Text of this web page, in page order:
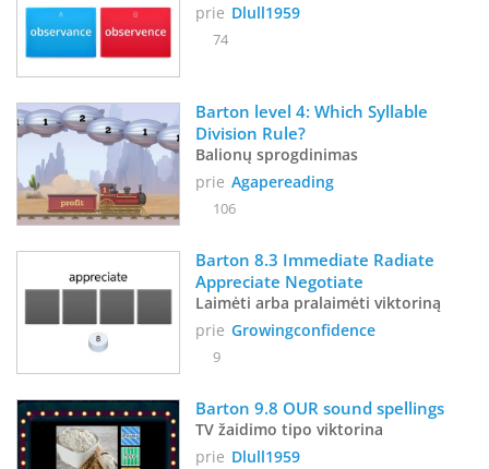
prie Dlull1959
74
Barton level 4: Which Syllable
Division Rule?
Balionų sprogdinimas
prie Agapereading
106
Barton 8.3 Immediate Radiate
Appreciate Negotiate
Laimėti arba pralaimėti viktoriną
prie Growingconfidence
9
Barton 9.8 OUR sound spellings
TV žaidimo tipo viktorina
prie Dlull1959